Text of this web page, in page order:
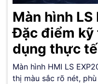
Màn hình LS
Đặc điểm kỹ
dụng thực tế
Màn hình HMI LS
thị màu sắc rõ nét,